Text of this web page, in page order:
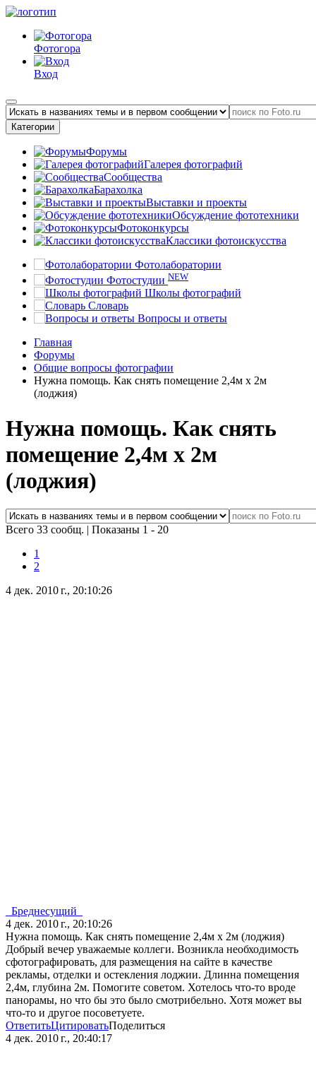
Фотогора
Вход
Категории
Форумы
Галерея фотографий
Сообщества
Барахолка
Выставки и проекты
Обсуждение фототехники
Фотоконкурсы
Классики фотоискусства
Фотолаборатории
Фотостудии NEW
Школы фотографий
Словарь
Вопросы и ответы
Главная
Форумы
Общие вопросы фотографии
Нужна помощь. Как снять помещение 2,4м х 2м
(лоджия)
Нужна помощь. Как снять
помещение 2,4м х 2м
(лоджия)
Всего 33 сообщ. | Показаны 1 - 20
1
2
4 дек. 2010 г., 20:10:26
_Бреднесущий_
4 дек. 2010 г., 20:10:26
Нужна помощь. Как снять помещение 2,4м х 2м (лоджия)
Добрый вечер уважаемые коллеги. Возникла необходимость
сфотографировать, для размещения на сайте в качестве
рекламы, отделки и остекления лоджии. Длинна помещения
2,4м, глубина 2м. Помогите советом. Хотелось что-то вроде
панорамы, но что бы это было смотрибельно. Хотя может вы
что-то и другое посоветуете.
ОтветитьЦитироватьПоделиться
4 дек. 2010 г., 20:40:17